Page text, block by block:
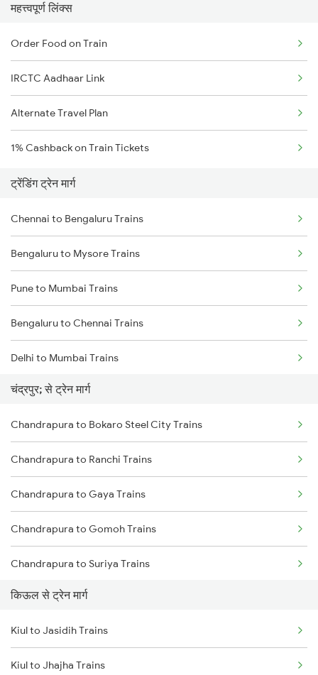
महत्त्वपूर्ण लिंक्स
Order Food on Train
IRCTC Aadhaar Link
Alternate Travel Plan
1% Cashback on Train Tickets
ट्रेंडिंग ट्रेन मार्ग
Chennai to Bengaluru Trains
Bengaluru to Mysore Trains
Pune to Mumbai Trains
Bengaluru to Chennai Trains
Delhi to Mumbai Trains
Mumbai to Pune Trains
Delhi to Jammu Trains
Mumbai to Delhi Trains
Mumbai to Goa Trains
Chennai to Coimbatore Trains
चंद्रपुर; से ट्रेन मार्ग
Chandrapura to Bokaro Steel City Trains
Chandrapura to Ranchi Trains
Chandrapura to Gaya Trains
Chandrapura to Gomoh Trains
Chandrapura to Suriya Trains
Chandrapura to Jehanabad Trains
Chandrapura to Dhanbad Trains
Chandrapura to Koderma Trains
किऊल से ट्रेन मार्ग
Kiul to Jasidih Trains
Kiul to Jhajha Trains